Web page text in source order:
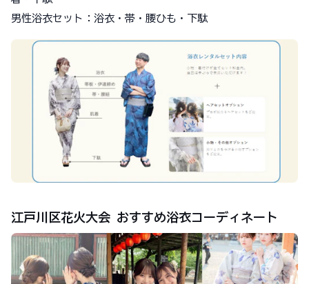
男性浴衣セット：浴衣・帯・腰ひも・下駄
江戸川区花火大会 おすすめ浴衣コーディネート